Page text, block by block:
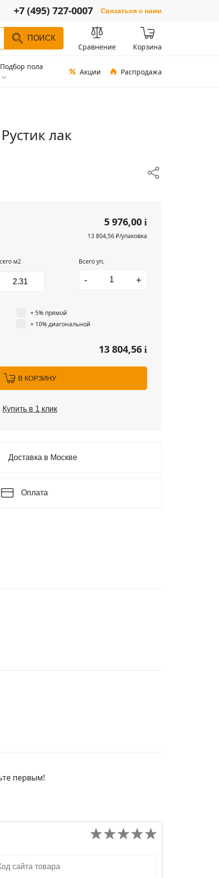
+7 (495) 727-0007 Связаться с нами
ПОИСК
Сравнение Корзина
Подбор пола
Акции Распродажа
лак
5 976,00 i
13 804,56 ₽/упаковка
м2 Всего уп.
- +
+ 5% прямой
+ 10% диагональной
13 804,56 i
В КОРЗИНУ
Купить в 1 клик
Доставка в Москве
Оплата
первым!